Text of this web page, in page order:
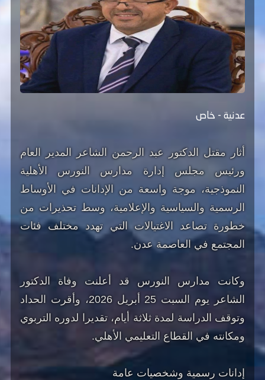
عدنية - خاص
أثار مقتل الدكتور عبد الرحمن الشاعر المدير العام
ورئيس مجلس إدارة مدارس النورس الأهلية
النموذجية، موجة واسعة من الإدانات في الأوساط
الرسمية والسياسية والإعلامية، وسط تحذيرات من
خطورة تصاعد الاغتيالات التي تهدد مختلف فئات
المجتمع في العاصمة عدن.
وكانت مدارس النورس قد أعلنت وفاة الدكتور
الشاعر يوم السبت 25 أبريل 2026، وأقرت الحداد
وتوقف الدراسة لمدة ثلاثة أيام، تقديرا لدوره التربوي
ومكانته في القطاع التعليمي الأهلي.
إدانات رسمية وشخصيات عامة